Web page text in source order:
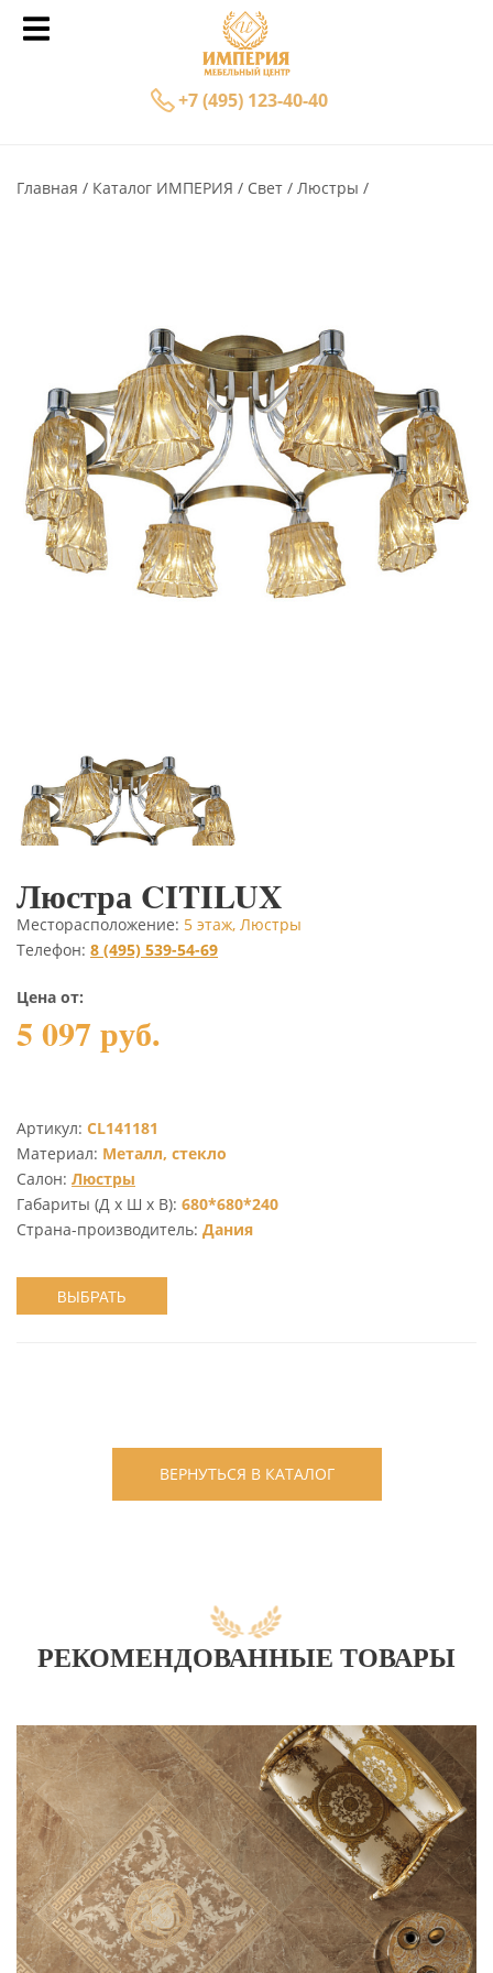
+7 (495) 123-40-40
Главная Каталог ИМПЕРИЯ Свет Люстры
Люстра CITILUX
Месторасположение: 5 этаж, Люстры
Телефон: 8 (495) 539-54-69
Цена от:
5 097 руб.
Артикул: CL141181
Материал: Металл, стекло
Салон: Люстры
Габариты (Д х Ш х В): 680*680*240
Страна-производитель: Дания
ВЫБРАТЬ
ВЕРНУТЬСЯ В КАТАЛОГ
РЕКОМЕНДОВАННЫЕ ТОВАРЫ